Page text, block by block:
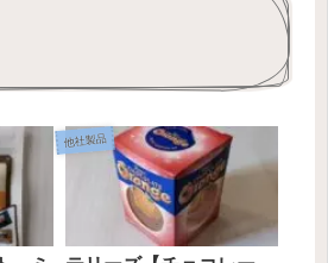
他社製品